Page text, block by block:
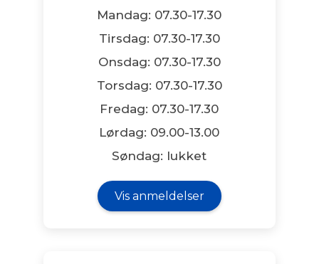
Mandag: 07.30-17.30
Tirsdag: 07.30-17.30
Onsdag: 07.30-17.30
Torsdag: 07.30-17.30
Fredag: 07.30-17.30
Lørdag: 09.00-13.00
Søndag: lukket
Vis anmeldelser